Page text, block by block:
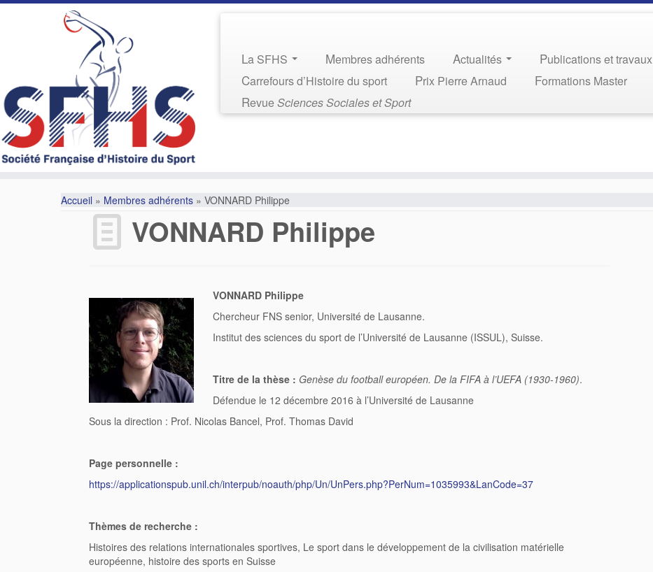
La SFHS Membres adhérents Actualités
Publications et travaux
Carrefours d’Histoire du sport
Prix Pierre Arnaud
Formations Master
RevueSciences Sociales et Sport
Accueil » Membres adhérents » VONNARD Philippe
VONNARD Philippe
VONNARD Philippe
Chercheur FNS senior, Université de Lausanne.
Institut des sciences du sport de l’Université de Lausanne (ISSUL), Suisse.
Titre de la thèse : Genèse du football européen. De la FIFA à l’UEFA (1930-1960).
Défendue le 12 décembre 2016 à l’Université de Lausanne
Sous la direction : Prof. Nicolas Bancel, Prof. Thomas David
Page personnelle :
https://applicationspub.unil.ch/interpub/noauth/php/Un/UnPers.php?PerNum=1035993&LanCode=37
Thèmes de recherche :
Histoires des relations internationales sportives, Le sport dans le développement de la civilisation matérielle
européenne, histoire des sports en Suisse